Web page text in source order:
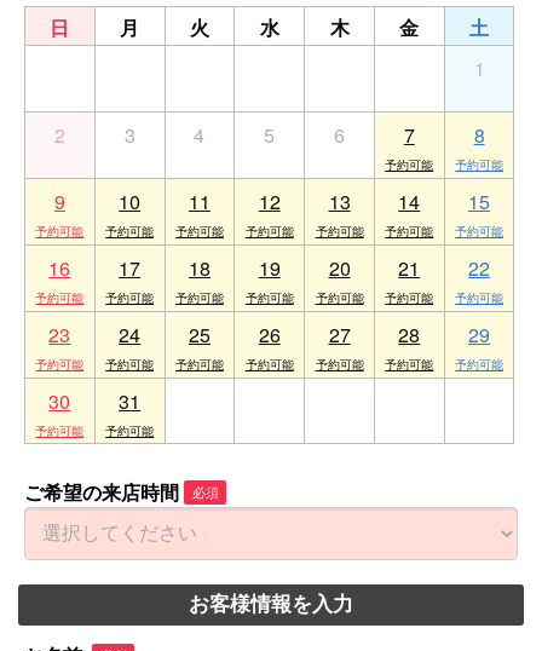
日 月 火 水 木 金
土
1
2 3 4 5 6 7 8
9 10 11 12 13 14 15
16 17 18 19 20 21 22
23 24 25 26 27 28 29
30 31
ご希望の来店時間 必須
お客様情報を入力